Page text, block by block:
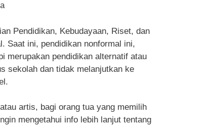
Pendidikan, Kebudayaan, Riset, dan
Saat ini, pendidikan nonformal ini,
merupakan pendidikan alternatif atau
sekolah dan tidak melanjutkan ke
artis, bagi orang tua yang memilih
mengetahui info lebih lanjut tentang